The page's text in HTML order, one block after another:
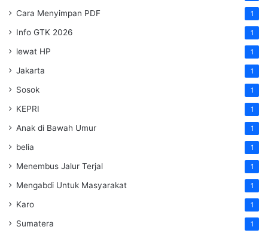
Cara Menyimpan PDF 1
Info GTK 2026 1
lewat HP 1
Jakarta 1
Sosok 1
KEPRI 1
Anak di Bawah Umur 1
belia 1
Menembus Jalur Terjal 1
Mengabdi Untuk Masyarakat 1
Karo 1
Sumatera 1